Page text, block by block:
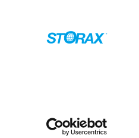
Tel: +31 (0)